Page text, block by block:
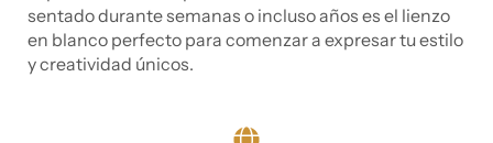
sentado durante semanas o incluso años es el lienzo
en blanco perfecto para comenzar a expresar tu estilo
y creatividad únicos.